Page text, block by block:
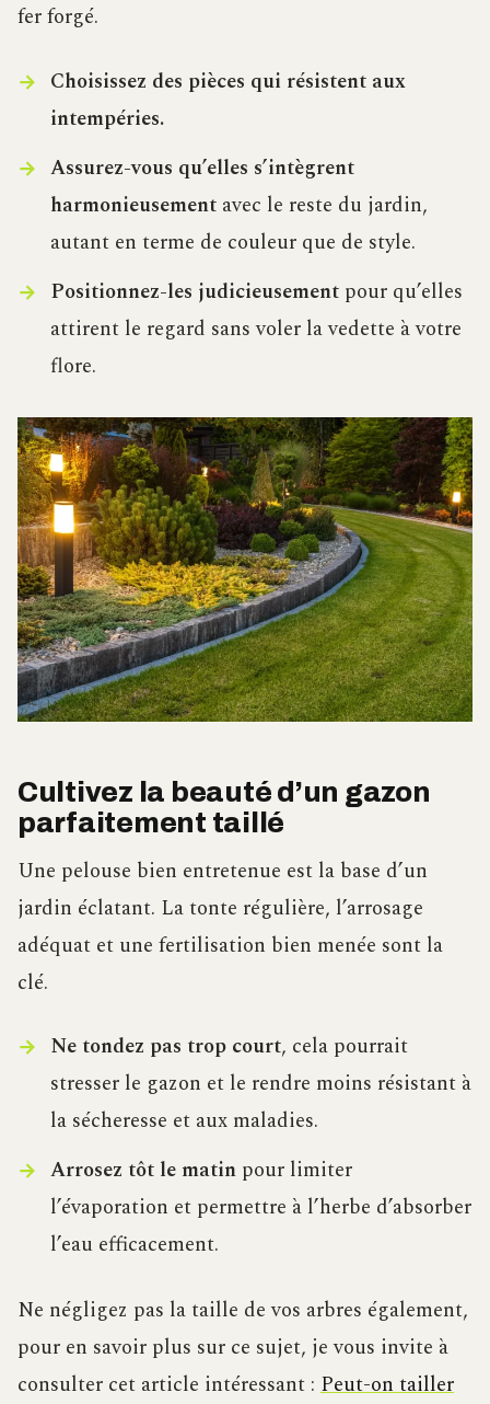
fer forgé.
Choisissez des pièces qui résistent aux
intempéries.
Assurez-vous qu’elles s’intègrent
harmonieusementavec le reste du jardin,
autant en terme de couleur que de style.
Positionnez-les judicieusementpour qu’elles
attirent le regard sans voler la vedette à votre
flore.
Cultivez la beauté d’un gazon
parfaitement taillé
Une pelouse bien entretenue est la base d’un
jardin éclatant. La tonte régulière, l’arrosage
adéquat et une fertilisation bien menée sont la
clé.
Ne tondez pas trop court, cela pourrait
stresser le gazon et le rendre moins résistant à
la sécheresse et aux maladies.
Arrosez tôt le matinpour limiter
l’évaporation et permettre à l’herbe d’absorber
l’eau efficacement.
Ne négligez pas la taille de vos arbres également,
pour en savoir plus sur ce sujet, je vous invite à
consulter cet article intéressant : Peut-on tailler